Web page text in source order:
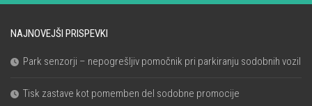
NAJNOVEJŠI PRISPEVKI
Park senzorji – nepogrešljiv pomočnik pri parkiranju sodobnih vozil
Tisk zastave kot pomemben del sodobne promocije